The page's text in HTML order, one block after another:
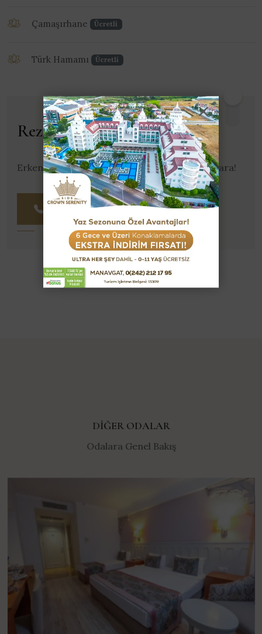
Çamaşırhane Ücretli
Türk Hamamı Ücretli
Rezervasyon Yap
Erken Rezervasyon fırsatını kaçırma, hemen ara!
0242 212 17 95
DIĞER ODALAR
Odalara Genel Bakış